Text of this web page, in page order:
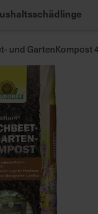
und GartenKompost